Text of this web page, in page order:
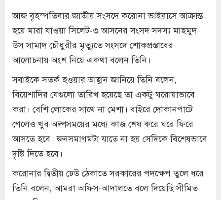
আজ বৃহস্পতিবার জাতীয় সংসদে করোনা ভাইরাসে আক্রান্ত
হয়ে মারা যাওয়া সিলেট-৩ আসনের সংসদ সদস্য মাহমুদ
উস সামাদ চৌধুরীর মৃত্যুতে সংসদে শোকপ্রস্তাবের
আলোচনায় অংশ নিয়ে একথা বলেন তিনি।
সবাইকে সতর্ক হওয়ার আহ্বান জানিয়ে তিনি বলেন,
বিয়েশাদির যেগুলো তারিখ হয়েছে তা একটু ঘরোয়াভাবে
করা। বেশি লোকের সাথে না মেশা। বাইরে দোকানপাটে
গেলেও খুব অল্পসময়ের মধ্যে কাজ শেষ করে ঘরে ফিরে
আসতে হবে। জনসমাগমটা যাতে না হয় সেদিকে বিশেষভাবে
দৃষ্টি দিতে হবে।
করোনার দ্বিতীয় ঢেউ ঠেকাতে সরকারের পদক্ষেপ তুলে ধরে
তিনি বলেন, আমরা অফিস-আদালতে বলে দিয়েছি সীমিত